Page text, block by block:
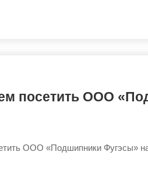
посетить ООО
ООО «Подшипники Фугэсы»